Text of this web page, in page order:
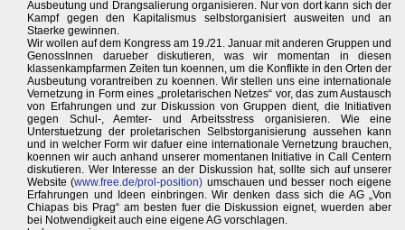
Ausbeutung und Drangsalierung organisieren. Nur von dort kann sich der
Kampf gegen den Kapitalismus selbstorganisiert ausweiten und an
Staerke gewinnen.
Wir wollen auf dem Kongress am 19./21. Januar mit anderen Gruppen und
GenossInnen darueber diskutieren, was wir momentan in diesen
klassenkampfarmen Zeiten tun koennen, um die Konflikte in den Orten der
Ausbeutung vorantreiben zu koennen. Wir stellen uns eine internationale
Vernetzung in Form eines „proletarischen Netzes“ vor, das zum Austausch
von Erfahrungen und zur Diskussion von Gruppen dient, die Initiativen
gegen Schul-, Aemter- und Arbeitsstress organisieren. Wie eine
Unterstuetzung der proletarischen Selbstorganisierung aussehen kann
und in welcher Form wir dafuer eine internationale Vernetzung brauchen,
koennen wir auch anhand unserer momentanen Initiative in Call Centern
diskutieren. Wer Interesse an der Diskussion hat, sollte sich auf unserer
Website (www.free.de/prol-position) umschauen und besser noch eigene
Erfahrungen und Ideen einbringen. Wir denken dass sich die AG „Von
Chiapas bis Prag“ am besten fuer die Diskussion eignet, wuerden aber
bei Notwendigkeit auch eine eigene AG vorschlagen.